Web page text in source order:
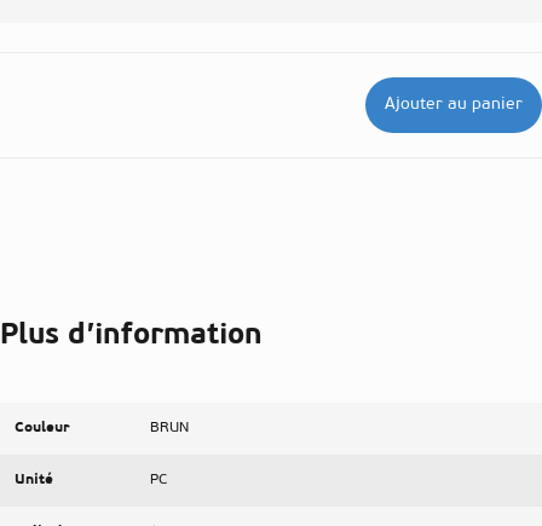
Ajouter au panier
Plus d’information
Couleur BRUN
Unité PC